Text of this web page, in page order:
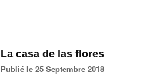
La casa de las flores
Publié le 25 Septembre 2018